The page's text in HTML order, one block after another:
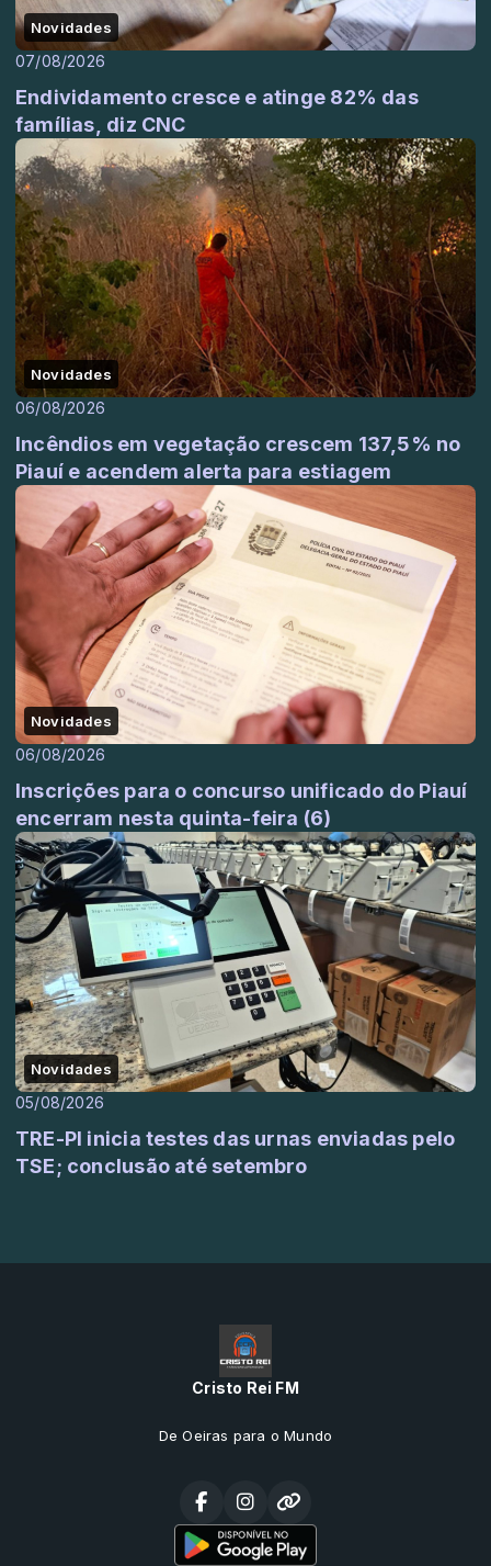
Novidades
07/08/2026
Endividamento cresce e atinge 82% das
famílias, diz CNC
Novidades
06/08/2026
Incêndios em vegetação crescem 137,5% no
Piauí e acendem alerta para estiagem
Novidades
06/08/2026
Inscrições para o concurso unificado do Piauí
encerram nesta quinta-feira (6)
Novidades
05/08/2026
TRE-PI inicia testes das urnas enviadas pelo
TSE; conclusão até setembro
Cristo Rei FM
De Oeiras para o Mundo